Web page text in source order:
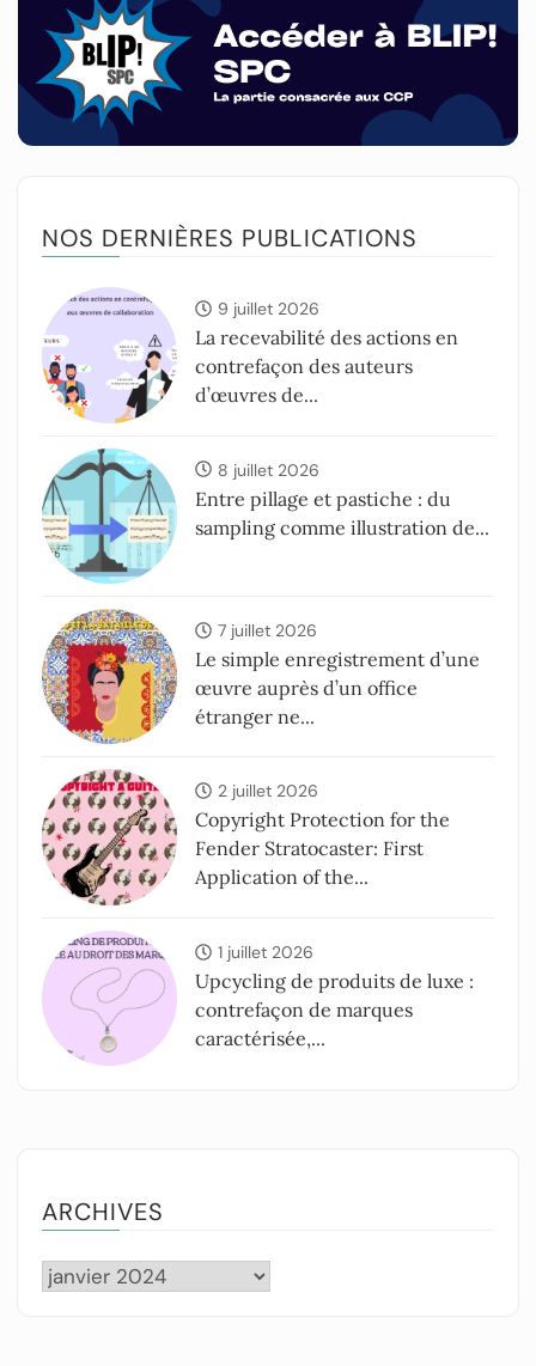
NOS DERNIÈRES PUBLICATIONS
9 juillet 2026
La recevabilité des actions en
contrefaçon des auteurs
d’œuvres de...
8 juillet 2026
Entre pillage et pastiche : du
sampling comme illustration de...
7 juillet 2026
Le simple enregistrement d’une
œuvre auprès d’un office
étranger ne...
2 juillet 2026
Copyright Protection for the
Fender Stratocaster: First
Application of the...
1 juillet 2026
Upcycling de produits de luxe :
contrefaçon de marques
caractérisée,...
ARCHIVES